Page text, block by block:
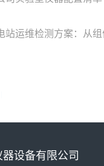
站运维检测方案：从
设备有限公司